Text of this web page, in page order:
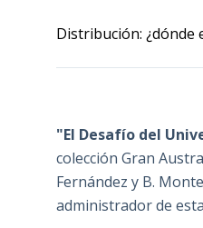
Distribución: ¿dónde
"El Desafío del
colección Gran
Fernández y B.
administrador de